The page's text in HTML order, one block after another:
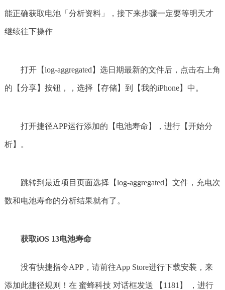
能正确获取电池「分析资料」，接下来步骤一定要等明天才
继续往下操作
打开【log-aggregated】选日期最新的文件后，点击右上角
的【分享】按钮，，选择【存储】到【我的iPhone】中。
打开捷径APP运行添加的【电池寿命】，进行【开始分
析】。
跳转到最近项目页面选择【log-aggregated】文件，充电次
数和电池寿命的分析结果就有了。
获取iOS 13电池寿命
没有快捷指令APP，请前往App Store进行下载安装，来
添加此捷径规则！在 蜜蜂科技 对话框发送 【1181】 ，进行